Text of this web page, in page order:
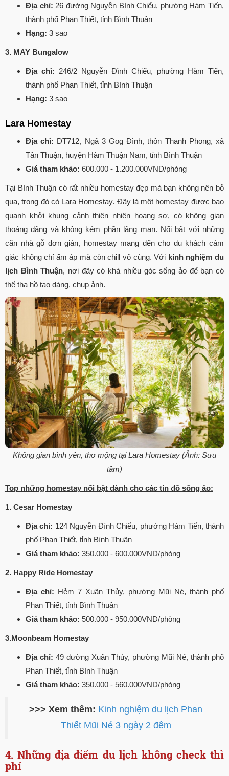
Địa chỉ: 26 đường Nguyễn Bình Chiểu, phường Hàm Tiến,
thành phố Phan Thiết, tỉnh Bình Thuận
Hạng: 3 sao
3. MAY Bungalow
Địa chỉ: 246/2 Nguyễn Đình Chiểu, phường Hàm Tiến,
thành phố Phan Thiết, tỉnh Bình Thuận
Hạng: 3 sao
Lara Homestay
Địa chỉ: DT712, Ngã 3 Gog Đình, thôn Thanh Phong, xã
Tân Thuận, huyện Hàm Thuận Nam, tỉnh Bình Thuận
Giá tham khảo: 600.000 - 1.200.000VND/phòng
Tại Bình Thuận có rất nhiều homestay đẹp mà bạn không nên bỏ
qua, trong đó có Lara Homestay. Đây là một homestay được bao
quanh khởi khung cảnh thiên nhiên hoang sơ, có không gian
thoáng đãng và không kém phần lãng mạn. Nổi bật với những
căn nhà gỗ đơn giản, homestay mang đến cho du khách cảm
giác không chỉ ấm áp mà còn chill vô cùng. Với kinh nghiệm du
lịch Bình Thuận, nơi đây có khá nhiều góc sống ảo để bạn có
thể tha hồ tạo dáng, chụp ảnh.
Không gian bình yên, thơ mộng tại Lara Homestay (Ảnh: Sưu
tầm)
Top những homestay nổi bật dành cho các tín đồ sống ảo:
1. Cesar Homestay
Địa chỉ: 124 Nguyễn Đình Chiểu, phường Hàm Tiến, thành
phố Phan Thiết, tỉnh Bình Thuận
Giá tham khảo: 350.000 - 600.000VND/phòng
2. Happy Ride Homestay
Địa chỉ: Hẻm 7 Xuân Thủy, phường Mũi Né, thành phố
Phan Thiết, tỉnh Bình Thuận
Giá tham khảo: 500.000 - 950.000VND/phòng
3.Moonbeam Homestay
Địa chỉ: 49 đường Xuân Thủy, phường Mũi Né, thành phố
Phan Thiết, tỉnh Bình Thuận
Giá tham khảo: 350.000 - 560.000VND/phòng
>>> Xem thêm: Kinh nghiệm du lịch Phan
Thiết Mũi Né 3 ngày 2 đêm
4. Những địa điểm du lịch không check thì
phí